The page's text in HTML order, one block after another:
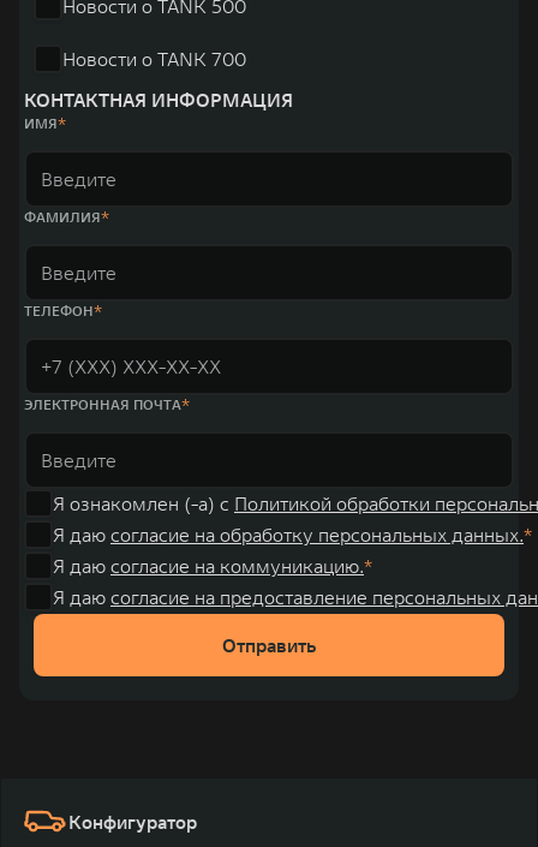
Новости о TANK 500
Новости о TANK 700
КОНТАКТНАЯ ИНФОРМАЦИЯ
ИМЯ
ФАМИЛИЯ
ТЕЛЕФОН
ЭЛЕКТРОННАЯ ПОЧТА
Я ознакомлен (-а) с Политикой обработки
Я даю согласие на обработку персональных данных.
Я даю согласие на коммуникацию.
Я даю согласие на предоставление персональных
Отправить
Конфигуратор